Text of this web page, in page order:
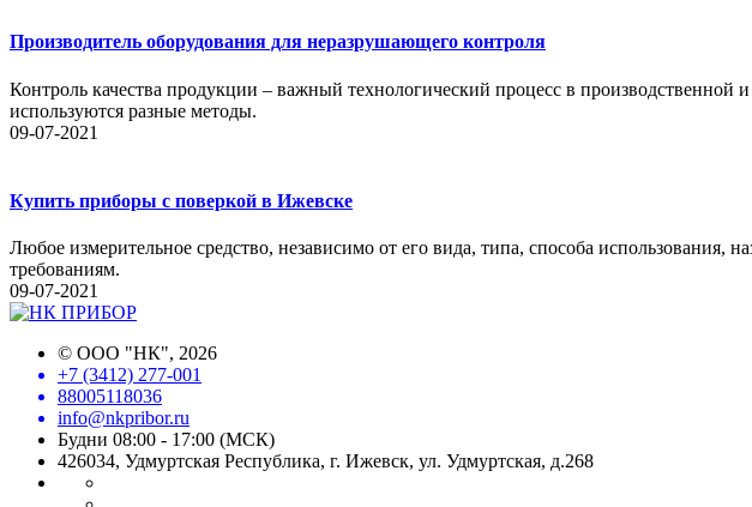
Производитель оборудования для неразрушающего контроля
Контроль качества продукции – важный технологический процесс в производственной
используются разные методы.
09-07-2021
Купить приборы с поверкой в Ижевске
Любое измерительное средство, независимо от его вида, типа, способа использования,
требованиям.
09-07-2021
© ООО "НК", 2026
+7 (3412) 277-001
88005118036
info@nkpribor.ru
Будни 08:00 - 17:00 (МСК)
426034, Удмуртская Республика, г. Ижевск, ул. Удмуртская, д.268